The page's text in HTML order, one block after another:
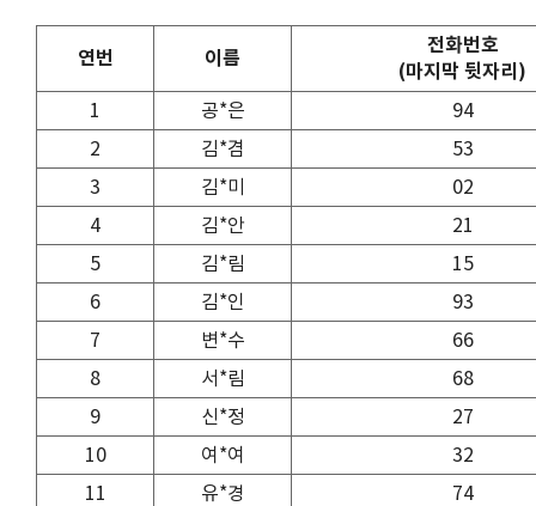
연번 이름
전화번호
(마지막 뒷자리)
1 공*은
94
2
김*겸
53
3
김*미
02
4
김*안
21
5
김*림
15
6
김*인
93
7
변*수
66
8
서*림
68
9
신*정
27
10
여*여
32
11
유*경
74